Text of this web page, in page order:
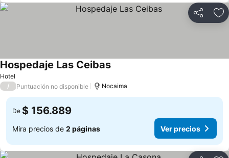
Compartir
Hotel
Hospedaje Las Ceibas
/ Puntuación no disponible Nocaima
De $ 156.889
Mira precios de 2 páginas Ver precios